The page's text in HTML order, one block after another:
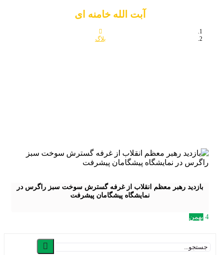
آبت الله خامنه ای
بلاگ
بازدید رهبر معظم انقلاب از غرفه گسترش سوخت سبز راگرس در
نمایشگاه پیشگامان پیشرفت
4 بهمن